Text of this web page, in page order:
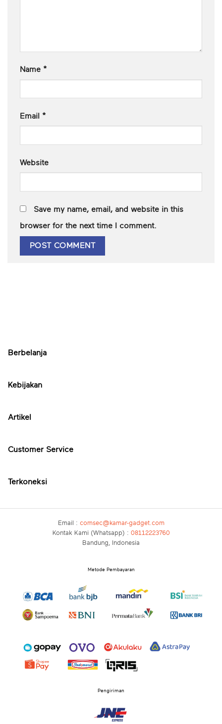
Name *
Email *
Website
Save my name, email, and website in this
browser for the next time I comment.
Berbelanja
Kebijakan
Artikel
Customer Service
Terkoneksi
Email : comsec@kamar-gadget.com
Kontak Kami (Whatsapp) : 08112223760
Bandung, Indonesia
Metode Pembayaran
Pengiriman